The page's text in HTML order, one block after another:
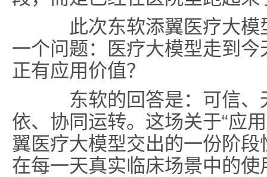
此次东软添翼医疗大模
一个问题：医疗大模型走到
正有应用价值？
东软的回答是：可信、
依、协同运转。这场关于“应
翼医疗大模型交出的一份阶
在每一天真实临床场景中的